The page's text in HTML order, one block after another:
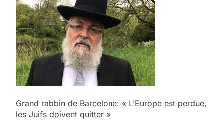
Grand rabbin de Barcelone: « L’Europe est perdue,
les Juifs doivent quitter »